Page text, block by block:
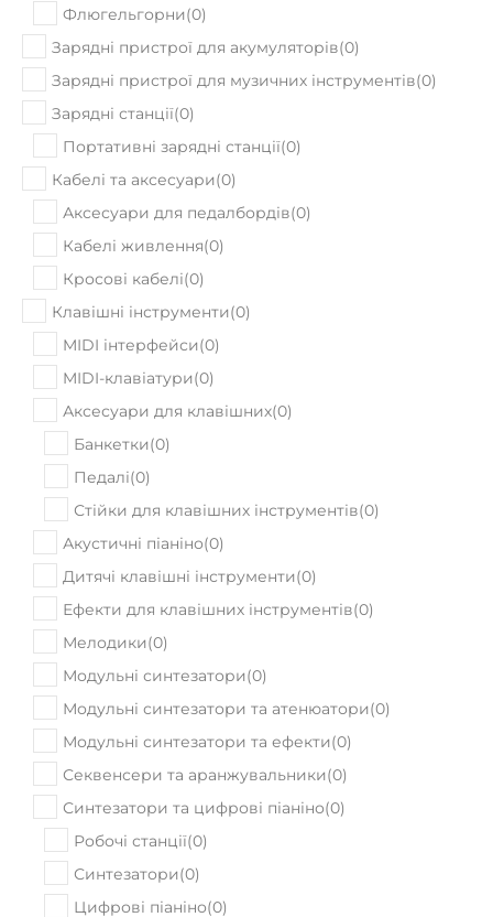
Флюгельгорни(0)
Зарядні пристрої для акумуляторів(0)
Зарядні пристрої для музичних інструментів(0)
Зарядні станції(0)
Портативні зарядні станції(0)
Кабелі та аксесуари(0)
Аксесуари для педалбордів(0)
Кабелі живлення(0)
Кросові кабелі(0)
Клавішні інструменти(0)
MIDI інтерфейси(0)
MIDI-клавіатури(0)
Аксесуари для клавішних(0)
Банкетки(0)
Педалі(0)
Стійки для клавішних інструментів(0)
Акустичні піаніно(0)
Дитячі клавішні інструменти(0)
Ефекти для клавішних інструментів(0)
Мелодики(0)
Модульні синтезатори(0)
Модульні синтезатори та атенюатори(0)
Модульні синтезатори та ефекти(0)
Секвенсери та аранжувальники(0)
Синтезатори та цифрові піаніно(0)
Робочі станції(0)
Синтезатори(0)
Цифрові піаніно(0)